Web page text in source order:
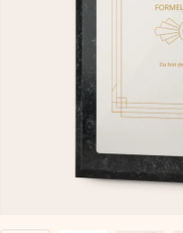
Mit Liebe
Erstelle etwas
ihrem Namen, deinem
Herzen. Kein Stress,
Moment.